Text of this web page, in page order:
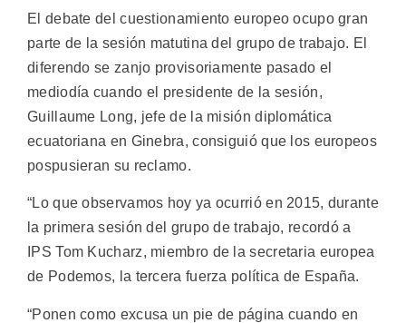
El debate del cuestionamiento europeo ocupo gran
parte de la sesión matutina del grupo de trabajo. El
diferendo se zanjo provisoriamente pasado el
mediodía cuando el presidente de la sesión,
Guillaume Long, jefe de la misión diplomática
ecuatoriana en Ginebra, consiguió que los europeos
pospusieran su reclamo.
“Lo que observamos hoy ya ocurrió en 2015, durante
la primera sesión del grupo de trabajo, recordó a
IPS Tom Kucharz, miembro de la secretaria europea
de Podemos, la tercera fuerza política de España.
“Ponen como excusa un pie de página cuando en